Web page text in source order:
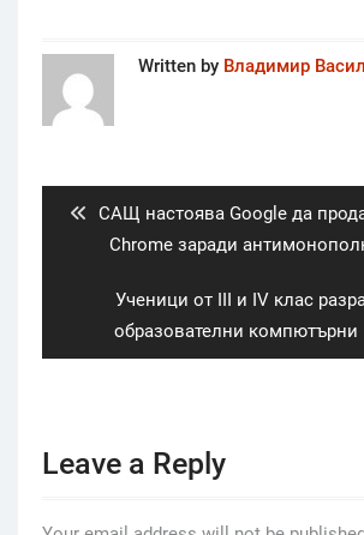
Written by Владимир
Previous
post:
САЩ настоява Google да
Chrome заради
Next
post:
Ученици от III и IV клас
образователни компютърни
Leave a Reply